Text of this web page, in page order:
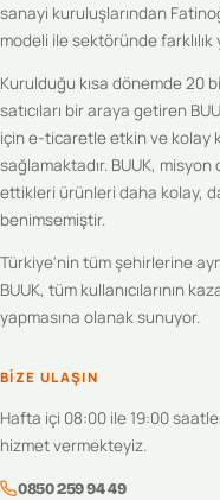
sanayi kuruluşlarından
modeli ile sektöründe farklılık
Kurulduğu kısa dönemde 20
satıcıları bir araya getiren
için e-ticaretle etkin ve kolay
sağlamaktadır. BUUK, misyon
ettikleri ürünleri daha kolay,
benimsemiştir.
Türkiye'nin tüm şehirlerine
BUUK, tüm kullanıcılarının
yapmasına olanak sunuyor.
BIZE ULAŞIN
Hafta içi 08:00 ile 19:00
hizmet vermekteyiz.
0850 259 94 49